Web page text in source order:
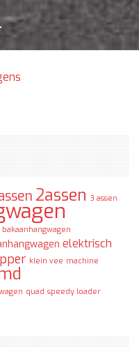
2assen 3 assen
bakaanhangwagen
elektrisch
klein vee machine
quad speedy loader